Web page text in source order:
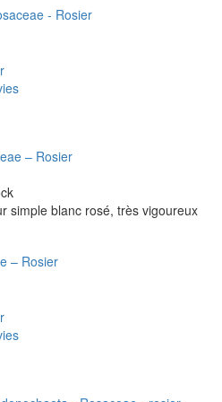
- Rosier
simple blanc rosé, très vigoureux
– Rosier